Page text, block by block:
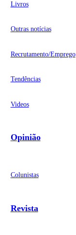
Livros
Outras notícias
Recrutamento/Emprego
Tendências
Videos
Opinião
Colunistas
Revista